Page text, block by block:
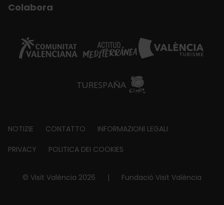
Colabora
Footer
about
NOTIZIE CONTATTO INFORMAZIONI LEGALI
PRIVACY POLITICA DEI COOKIES
© Visit València 2026 | Fundació Visit València